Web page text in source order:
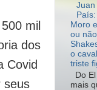
mil
dos
Covid
seus
Juan
Moro
ou
o
triste
Do
mais